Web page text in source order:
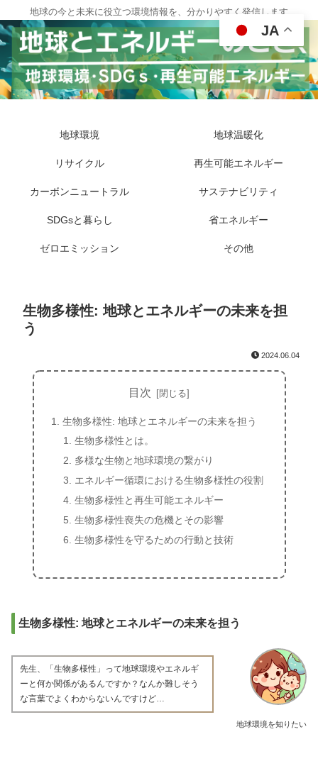
地球の今と未来に役立つ環境情報を、分かりやすく発信します
地球環境 地球温暖化
リサイクル 再生可能エネルギー
カーボンニュートラル サステナビリティ
SDGsと暮らし 省エネルギー
ゼロエミッション その他
生物多様性: 地球とエネルギーの未来を担
う
2024.06.04
目次
生物多様性: 地球とエネルギーの未来を担う
生物多様性とは。
多様な生物と地球環境の繋がり
エネルギー循環における生物多様性の役割
生物多様性と再生可能エネルギー
生物多様性喪失の危機とその影響
生物多様性を守るための行動と技術
生物多様性: 地球とエネルギーの未来を担う
地球環境を知りたい
先生、「生物多様性」って地球環境やエネルギ
ーと何か関係があるんですか？なんか難しそう
な言葉でよくわからないんですけど…
JA